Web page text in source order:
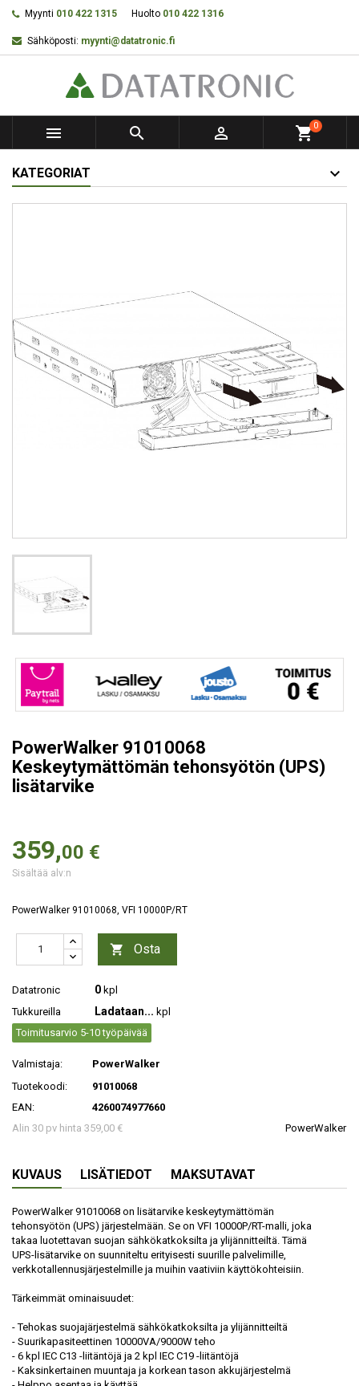
Myynti 010 422 1315 Huolto 010 422 1316
Sähköposti: myynti@datatronic.fi
   shopping_cart0
KATEGORIAT
PowerWalker 91010068
Keskeytymättömän tehonsyötön (UPS)
lisätarvike
359,00 €
Sisältää alv:n
PowerWalker 91010068, VFI 10000P/RT
 Osta
Datatronic 0 kpl
Tukkureilla
Ladataan... kpl
Toimitusarvio 5-10 työpäivää
Valmistaja:
PowerWalker
Tuotekoodi:
91010068
EAN:
4260074977660
Alin 30 pv hinta 359,00 €
PowerWalker
KUVAUS LISÄTIEDOT MAKSUTAVAT
PowerWalker 91010068 on lisätarvike keskeytymättömän
tehonsyötön (UPS) järjestelmään. Se on VFI 10000P/RT-malli, joka
takaa luotettavan suojan sähkökatkoksilta ja ylijännitteiltä. Tämä
UPS-lisätarvike on suunniteltu erityisesti suurille palvelimille,
verkkotallennusjärjestelmille ja muihin vaativiin käyttökohteisiin.
Tärkeimmät ominaisuudet:
- Tehokas suojajärjestelmä sähkökatkoksilta ja ylijännitteiltä
- Suurikapasiteettinen 10000VA/9000W teho
- 6 kpl IEC C13 -liitäntöjä ja 2 kpl IEC C19 -liitäntöjä
- Kaksinkertainen muuntaja ja korkean tason akkujärjestelmä